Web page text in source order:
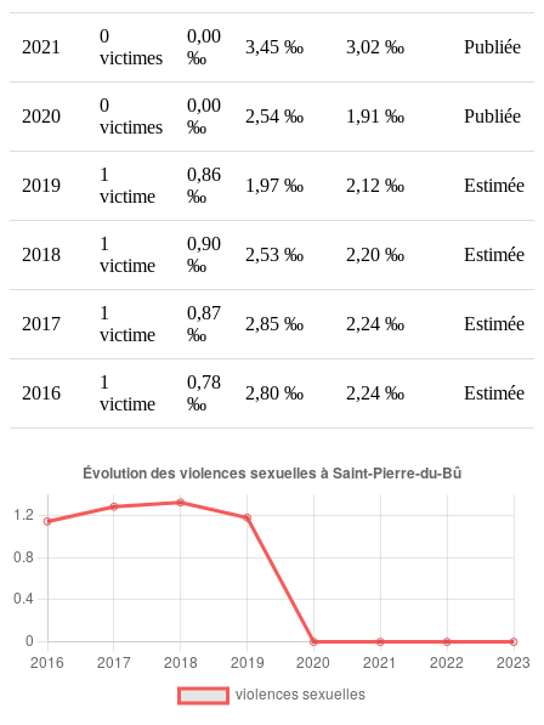
2021
0
victimes
0,00
‰
3,45 ‰ 3,02 ‰ Publiée
2020
0
victimes
0,00
‰
2,54 ‰ 1,91 ‰ Publiée
2019
1
victime
0,86
‰
1,97 ‰ 2,12 ‰ Estimée
2018
1
victime
0,90
‰
2,53 ‰ 2,20 ‰ Estimée
2017
1
victime
0,87
‰
2,85 ‰ 2,24 ‰ Estimée
2016
1
victime
0,78
‰
2,80 ‰ 2,24 ‰ Estimée